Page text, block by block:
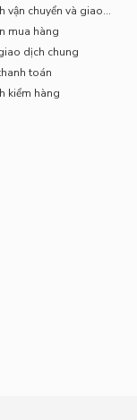
cung ứng các
sản khác từ
chúng tôi
các nhà
KDC Trung
số 10, KDC
Chi Minh
Xã Xuân
vận chuyển và giao
mua hàng
dịch chung
toán
kiểm hàng